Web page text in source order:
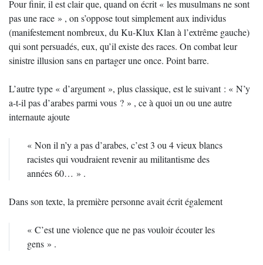
Pour finir, il est clair que, quand on écrit « les musulmans ne sont
pas une race » , on s’oppose tout simplement aux individus
(manifestement nombreux, du Ku-Klux Klan à l’extrême gauche)
qui sont persuadés, eux, qu’il existe des races. On combat leur
sinistre illusion sans en partager une once. Point barre.
L’autre type « d’argument », plus classique, est le suivant : « N’y
a-t-il pas d’arabes parmi vous ? » , ce à quoi un ou une autre
internaute ajoute
« Non il n’y a pas d’arabes, c’est 3 ou 4 vieux blancs
racistes qui voudraient revenir au militantisme des
années 60… » .
Dans son texte, la première personne avait écrit également
« C’est une violence que ne pas vouloir écouter les
gens » .